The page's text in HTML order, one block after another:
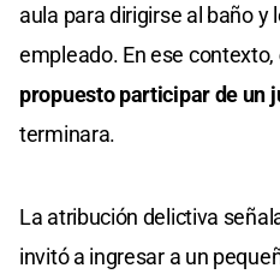
aula para dirigirse al baño y
empleado. En ese contexto,
propuesto participar de un
terminara.
La atribución delictiva
invitó a ingresar a un